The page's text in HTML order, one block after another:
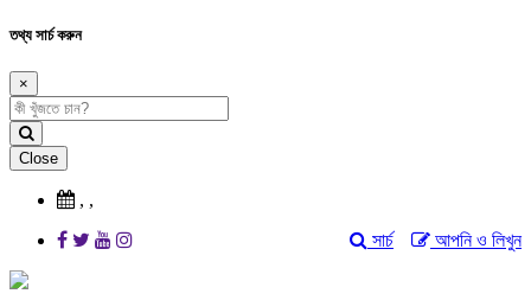
তথ্য সার্চ করুন
×
Close
, ,
আপনি ও লিখুন
সার্চ